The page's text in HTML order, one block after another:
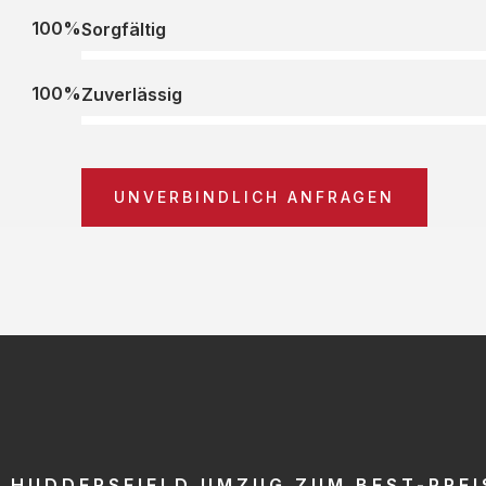
Sorgfältig
100%
Zuverlässig
100%
UNVERBINDLICH ANFRAGEN